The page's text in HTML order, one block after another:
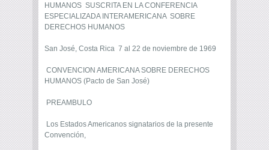
HUMANOS SUSCRITA EN LA CONFERENCIA
ESPECIALIZADA INTERAMERICANA SOBRE
DERECHOS HUMANOS
San José, Costa Rica 7 al 22 de noviembre de 1969
CONVENCION AMERICANA SOBRE DERECHOS
HUMANOS (Pacto de San José)
PREAMBULO
Los Estados Americanos signatarios de la presente
Convención,